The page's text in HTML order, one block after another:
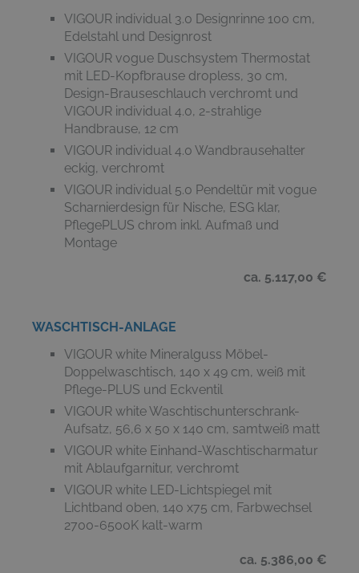
VIGOUR individual 3.0 Designrinne 100 cm,
Edelstahl und Designrost
VIGOUR vogue Duschsystem Thermostat
mit LED-Kopfbrause dropless, 30 cm,
Design-Brauseschlauch verchromt und
VIGOUR individual 4.0, 2-strahlige
Handbrause, 12 cm
VIGOUR individual 4.0 Wandbrausehalter
eckig, verchromt
VIGOUR individual 5.0 Pendeltür mit vogue
Scharnierdesign für Nische, ESG klar,
PflegePLUS chrom inkl. Aufmaß und
Montage
ca. 5.117,00 €
WASCHTISCH-ANLAGE
VIGOUR white Mineralguss Möbel-
Doppelwaschtisch, 140 x 49 cm, weiß mit
Pflege-PLUS und Eckventil
VIGOUR white Waschtischunterschrank-
Aufsatz, 56,6 x 50 x 140 cm, samtweiß matt
VIGOUR white Einhand-Waschtischarmatur
mit Ablaufgarnitur, verchromt
VIGOUR white LED-Lichtspiegel mit
Lichtband oben, 140 x75 cm, Farbwechsel
2700-6500K kalt-warm
ca. 5.386,00 €